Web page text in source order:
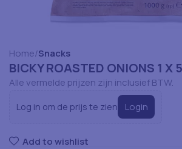
Home Snacks
BICKY ROASTED ONIONS 1 X
Alle vermelde prijzen zijn inclusief BTW.
Log in om de prijs te zien Login
Add to wishlist